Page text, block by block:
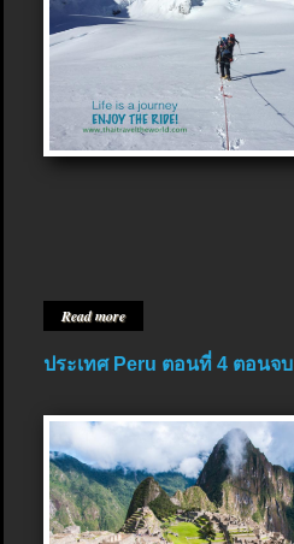
Read more
ประเทศ Peru ตอนที่ 4 ตอนจบ